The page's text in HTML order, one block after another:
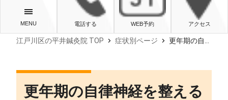
電話する WEB予約 アクセス
江戸川区の平井鍼灸院 TOP chevron_right 症状別ページ chevron_right 更年期の自律神経を整えるツボ｜症状別の場所と正しい押し方
更年期の自律神経を整える